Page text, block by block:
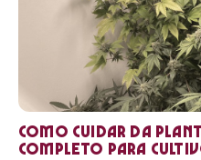
Como cuidar da
completo para